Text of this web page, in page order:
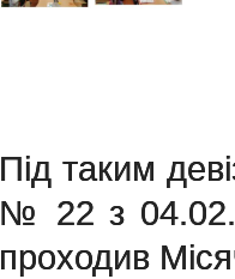
Під таким
№ 22 з
проходив